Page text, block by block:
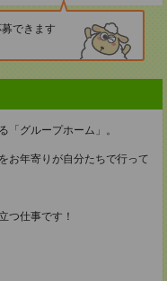
できます
「グループホーム」。
お年寄りが自分たちで行って
つ仕事です！